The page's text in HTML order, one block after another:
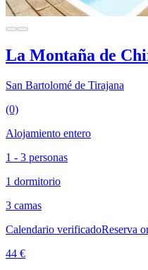
La Montaña de
San Bartolomé de Tirajana
(0)
Alojamiento entero
1 - 3 personas
1 dormitorio
3 camas
Calendario verificadoReserva
44 €